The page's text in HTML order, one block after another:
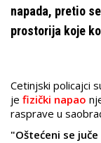
napada, pretio
prostorija koje
Cetinjski policajci
je fizički napao
rasprave u
"Oštećeni se